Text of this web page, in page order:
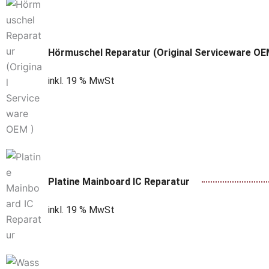
Hörmuschel Reparatur (Original Serviceware
inkl. 19 % MwSt
Platine Mainboard IC Reparatur
inkl. 19 % MwSt